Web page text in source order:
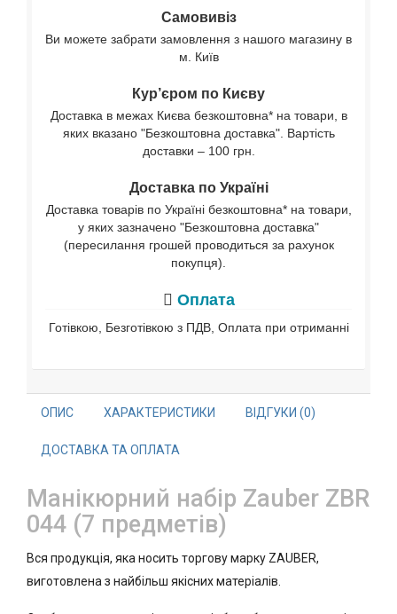
Самовивіз
Ви можете забрати замовлення з нашого магазину в
м. Київ
Кур’єром по Києву
Доставка в межах Києва безкоштовна* на товари, в
яких вказано "Безкоштовна доставка". Вартість
доставки – 100 грн.
Доставка по Україні
Доставка товарів по Україні безкоштовна* на товари,
у яких зазначено "Безкоштовна доставка"
(пересилання грошей проводиться за рахунок
покупця).
Оплата
Готівкою, Безготівкою з ПДВ, Оплата при отриманні
ОПИС ХАРАКТЕРИСТИКИ ВІДГУКИ (0)
ДОСТАВКА ТА ОПЛАТА
Манікюрний набір Zauber ZBR
044 (7 предметів)
Вся продукція, яка носить торгову марку ZAUBER,
виготовлена з найбільш якісних матеріалів.